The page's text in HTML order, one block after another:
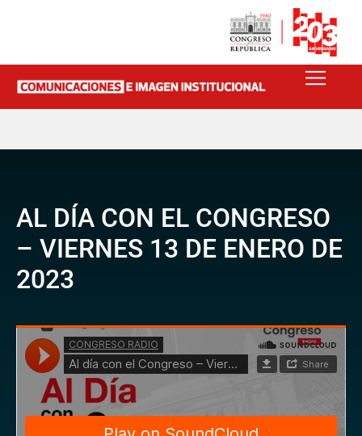
AL DÍA CON EL CONGRESO
– VIERNES 13 DE ENERO DE
2023